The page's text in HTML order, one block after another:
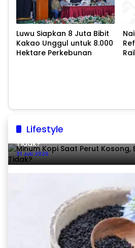
Luwu Siapkan 8 Juta Bibit
Kakao Unggul untuk 8.000
Hektare Perkebunan
Lifestyle
Minum Kopi Saat Perut Kosong,
Tidak?
31 Juli 2026